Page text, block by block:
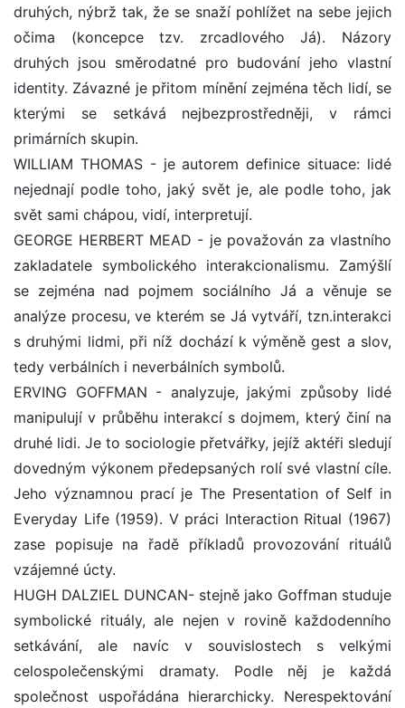
druhých, nýbrž tak, že se snaží pohlížet na sebe jejich
očima (koncepce tzv. zrcadlového Já). Názory
druhých jsou směrodatné pro budování jeho vlastní
identity. Závazné je přitom mínění zejména těch lidí, se
kterými se setkává nejbezprostředněji, v rámci
primárních skupin.
WILLIAM THOMAS - je autorem definice situace: lidé
nejednají podle toho, jaký svět je, ale podle toho, jak
svět sami chápou, vidí, interpretují.
GEORGE HERBERT MEAD - je považován za vlastního
zakladatele symbolického interakcionalismu. Zamýšlí
se zejména nad pojmem sociálního Já a věnuje se
analýze procesu, ve kterém se Já vytváří, tzn.interakci
s druhými lidmi, při níž dochází k výměně gest a slov,
tedy verbálních i neverbálních symbolů.
ERVING GOFFMAN - analyzuje, jakými způsoby lidé
manipulují v průběhu interakcí s dojmem, který činí na
druhé lidi. Je to sociologie přetvářky, jejíž aktéři sledují
dovedným výkonem předepsaných rolí své vlastní cíle.
Jeho významnou prací je The Presentation of Self in
Everyday Life (1959). V práci Interaction Ritual (1967)
zase popisuje na řadě příkladů provozování rituálů
vzájemné úcty.
HUGH DALZIEL DUNCAN- stejně jako Goffman studuje
symbolické rituály, ale nejen v rovině každodenního
setkávání, ale navíc v souvislostech s velkými
celospolečenskými dramaty. Podle něj je každá
společnost uspořádána hierarchicky. Nerespektování